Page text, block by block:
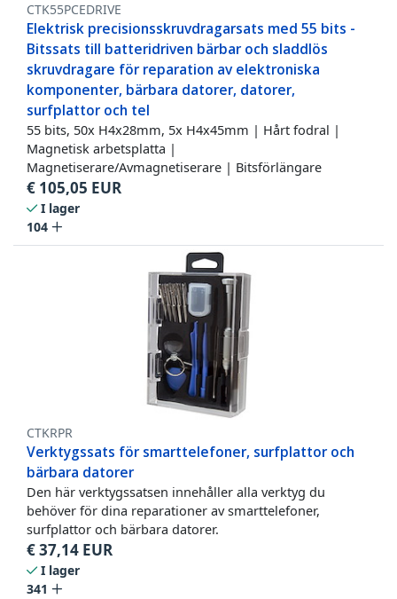
CTK55PCEDRIVE
Elektrisk precisionsskruvdragarsats med 55 bits -
Bitssats till batteridriven bärbar och sladdlös
skruvdragare för reparation av elektroniska
komponenter, bärbara datorer, datorer,
surfplattor och tel
55 bits, 50x H4x28mm, 5x H4x45mm | Hårt fodral |
Magnetisk arbetsplatta |
Magnetiserare/Avmagnetiserare | Bitsförlängare
€ 105,05 EUR
I lager
104
CTKRPR
Verktygssats för smarttelefoner, surfplattor och
bärbara datorer
Den här verktygssatsen innehåller alla verktyg du
behöver för dina reparationer av smarttelefoner,
surfplattor och bärbara datorer.
€37,14 EUR
I lager
341